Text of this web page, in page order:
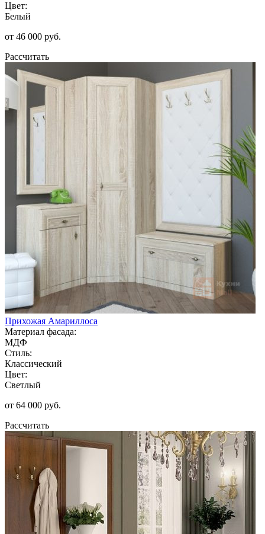
Цвет:
Белый
от 46 000 руб.
Рассчитать
Прихожая Амариллоса
Материал фасада:
МДФ
Стиль:
Классический
Цвет:
Светлый
от 64 000 руб.
Рассчитать